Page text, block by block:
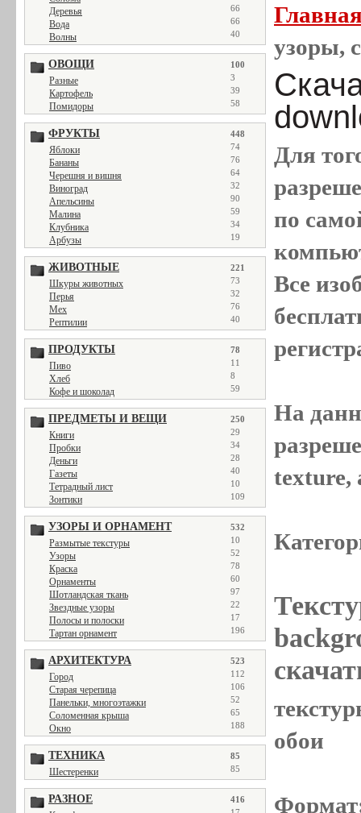
Деревья 66
Вода 66
Волны 40
ОВОЩИ 100
Разные 3
Картофель 39
Помидоры 58
ФРУКТЫ 448
Яблоки 74
Бананы 76
Черешня и вишня 64
Виноград 32
Апельсины 90
Малина 59
Клубника 34
Арбузы 19
ЖИВОТНЫЕ 221
Шкуры животных 73
Перья 32
Мех 76
Рептилии 40
ПРОДУКТЫ 78
Пиво 11
Хлеб 8
Кофе и шоколад 59
ПРЕДМЕТЫ И ВЕЩИ 250
Книги 29
Пробки 34
Деньги 28
Газеты 40
Тетрадный лист 10
Зонтики 109
УЗОРЫ И ОРНАМЕНТ 532
Размытые текстуры 10
Узоры 52
Краска 78
Орнаменты 60
Шотландская ткань 97
Звездные узоры 22
Полосы и полоски 17
Тартан орнамент 196
АРХИТЕКТУРА 523
Город 112
Старая черепица 106
Панельки, многоэтажки 52
Соломенная крыша 65
Окно 188
ТЕХНИКА 85
Шестеренки 85
РАЗНОЕ 416
узоры,
Для
по
Все
На
texture,
обои